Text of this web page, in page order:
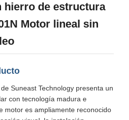
hierro de estructura
Motor lineal sin
Suneast Technology presenta un
con tecnología madura e
motor es ampliamente reconocido